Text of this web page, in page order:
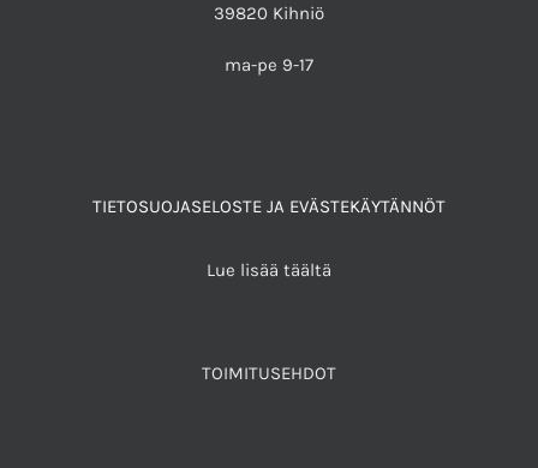
39820 Kihniö
ma-pe 9-17
TIETOSUOJASELOSTE JA EVÄSTEKÄYTÄNNÖT
Lue lisää täältä
TOIMITUSEHDOT